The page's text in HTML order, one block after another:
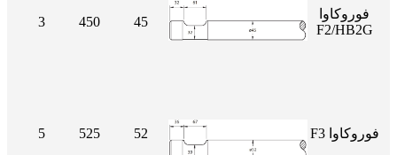
فوروكاوا
F2/HB2G
45
450
3
فوروكاوا F3 52
525
5